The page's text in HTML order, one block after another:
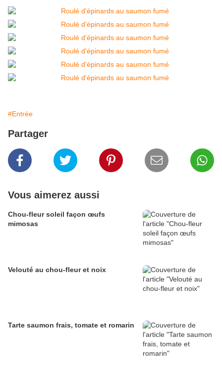
#Entrée
Partager
Vous aimerez aussi
Chou-fleur soleil façon œufs
mimosas
Velouté au chou-fleur et noix
Tarte saumon frais, tomate et romarin